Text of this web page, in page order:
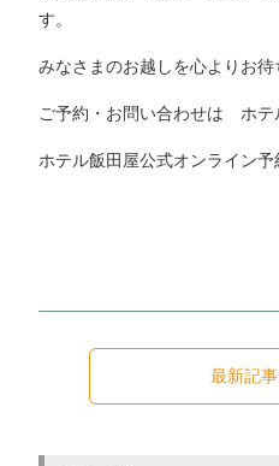
す。
みなさまのお越しを心よりお待
ご予約・お問い合わせは ホテ
ホテル飯田屋公式オンライン予
最新記